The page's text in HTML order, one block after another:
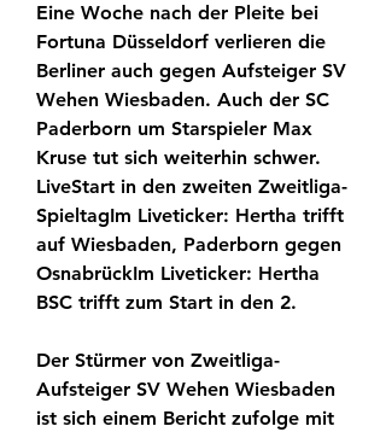
Eine Woche nach der Pleite bei
Fortuna Düsseldorf verlieren die
Berliner auch gegen Aufsteiger SV
Wehen Wiesbaden. Auch der SC
Paderborn um Starspieler Max
Kruse tut sich weiterhin schwer.
LiveStart in den zweiten Zweitliga-
SpieltagIm Liveticker: Hertha trifft
auf Wiesbaden, Paderborn gegen
OsnabrückIm Liveticker: Hertha
BSC trifft zum Start in den 2.
Der Stürmer von Zweitliga-
Aufsteiger SV Wehen Wiesbaden
ist sich einem Bericht zufolge mit